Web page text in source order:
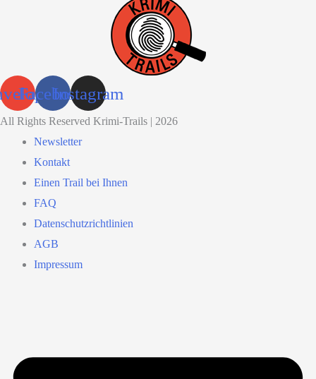
FacebookInstagram
All Rights Reserved Krimi-Trails | 2026
Newsletter
Kontakt
Einen Trail bei Ihnen
FAQ
Datenschutzrichtlinien
AGB
Impressum